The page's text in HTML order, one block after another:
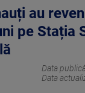
au
pe Stația
Data
Data